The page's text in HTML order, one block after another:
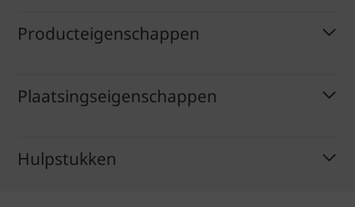
Producteigenschappen
Plaatsingseigenschappen
Hulpstukken